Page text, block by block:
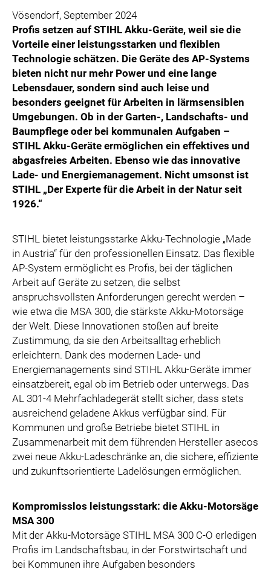
Vösendorf, September 2024
Profis setzen auf STIHL Akku-Geräte, weil sie die
Vorteile einer leistungsstarken und flexiblen
Technologie schätzen. Die Geräte des AP-Systems
bieten nicht nur mehr Power und eine lange
Lebensdauer, sondern sind auch leise und
besonders geeignet für Arbeiten in lärmsensiblen
Umgebungen. Ob in der Garten-, Landschafts- und
Baumpflege oder bei kommunalen Aufgaben –
STIHL Akku-Geräte ermöglichen ein effektives und
abgasfreies Arbeiten. Ebenso wie das innovative
Lade- und Energiemanagement. Nicht umsonst ist
STIHL „Der Experte für die Arbeit in der Natur seit
1926.“
STIHL bietet leistungsstarke Akku-Technologie „Made
in Austria“ für den professionellen Einsatz. Das flexible
AP-System ermöglicht es Profis, bei der täglichen
Arbeit auf Geräte zu setzen, die selbst
anspruchsvollsten Anforderungen gerecht werden –
wie etwa die MSA 300, die stärkste Akku-Motorsäge
der Welt. Diese Innovationen stoßen auf breite
Zustimmung, da sie den Arbeitsalltag erheblich
erleichtern. Dank des modernen Lade- und
Energiemanagements sind STIHL Akku-Geräte immer
einsatzbereit, egal ob im Betrieb oder unterwegs. Das
AL 301-4 Mehrfachladegerät stellt sicher, dass stets
ausreichend geladene Akkus verfügbar sind. Für
Kommunen und große Betriebe bietet STIHL in
Zusammenarbeit mit dem führenden Hersteller asecos
zwei neue Akku-Ladeschränke an, die sichere, effiziente
und zukunftsorientierte Ladelösungen ermöglichen.
Kompromisslos leistungsstark: die Akku-Motorsäge
MSA 300
Mit der Akku-Motorsäge STIHL MSA 300 C-O erledigen
Profis im Landschaftsbau, in der Forstwirtschaft und
bei Kommunen ihre Aufgaben besonders